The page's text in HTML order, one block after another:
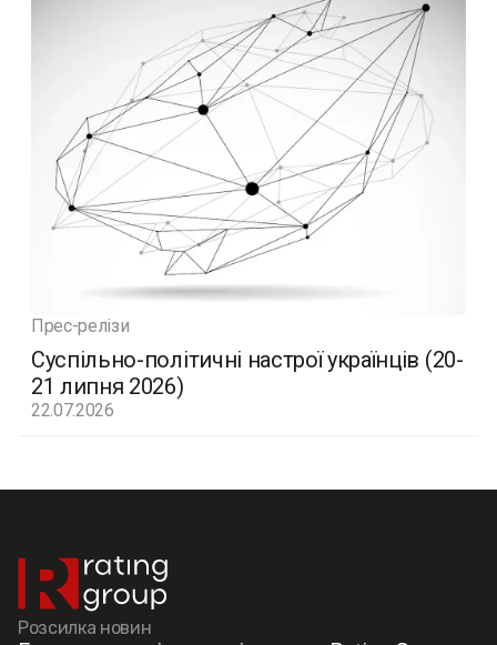
Прес-релізи
Суспільно-політичні настрої українців (20-
21 липня 2026)
22.07.2026
Розсилка новин